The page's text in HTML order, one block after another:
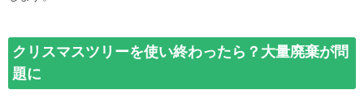
クリスマスツリーを使い終わったら？大量廃棄が問
題に